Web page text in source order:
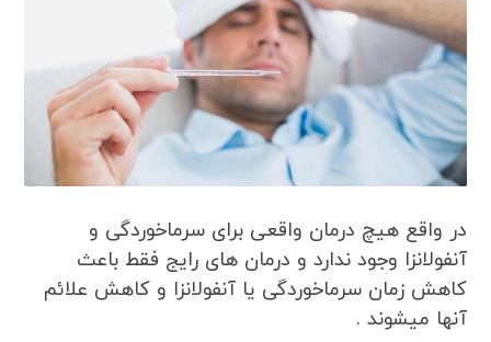
در واقع هیچ درمان واقعی برای سرماخوردگی و
آنفولانزا وجود ندارد و درمان های رایج فقط باعث
کاهش زمان سرماخوردگی یا آنفولانزا و کاهش علائم
آنها میشوند .